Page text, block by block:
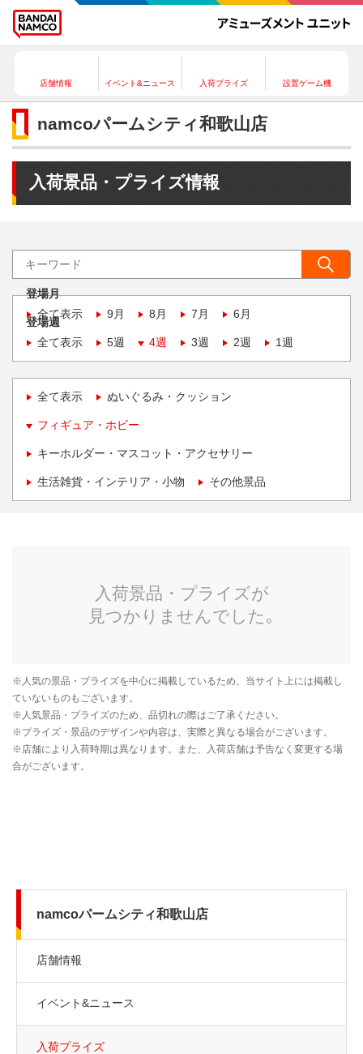
店舗情報 イベント&ニュース 入荷プライズ 設置ゲーム機
namcoパームシティ和歌山店
入荷景品・プライズ情報
登場月
全て表示
9月 8月 7月 6月
登場週
全て表示
5週 4週 3週 2週 1週
全て表示 ぬいぐるみ・クッション
フィギュア・ホビー
キーホルダー・マスコット・アクセサリー
生活雑貨・インテリア・小物 その他景品
namcoパームシティ和歌山店
店舗情報
イベント&ニュース
入荷プライズ